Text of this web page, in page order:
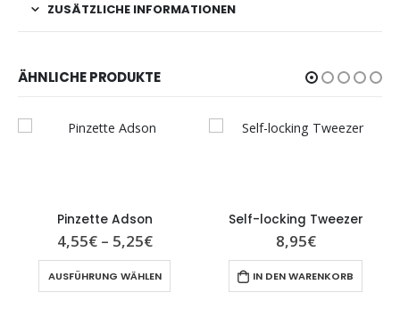
ZUSÄTZLICHE INFORMATIONEN
ÄHNLICHE PRODUKTE
Pinzette Adson
4,55€– 5,25€
AUSFÜHRUNG WÄHLEN
Self-locking Tweezer
8,95€
IN DEN WARENKORB